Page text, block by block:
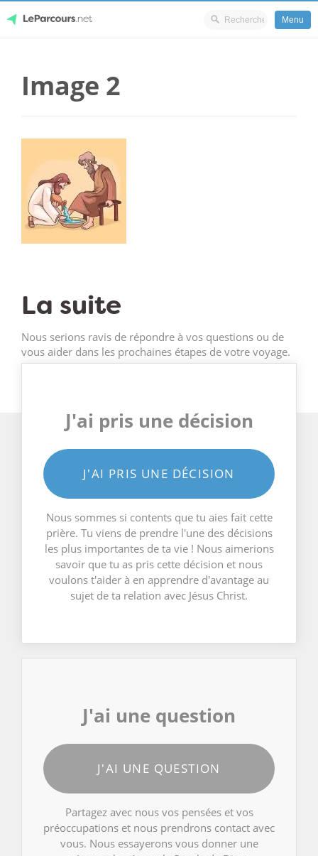
content
Menu
Image 2
La suite
Nous serions ravis de répondre à vos questions ou de
vous aider dans les prochaines étapes de votre voyage.
J'ai pris une décision
J'AI PRIS UNE DÉCISION
Nous sommes si contents que tu aies fait cette
prière. Tu viens de prendre l'une des décisions
les plus importantes de ta vie ! Nous aimerions
savoir que tu as pris cette décision et nous
voulons t'aider à en apprendre d'avantage au
sujet de ta relation avec Jésus Christ.
J'ai une question
J'AI UNE QUESTION
Partagez avec nous vos pensées et vos
préoccupations et nous prendrons contact avec
vous. Nous essayerons vous donner une